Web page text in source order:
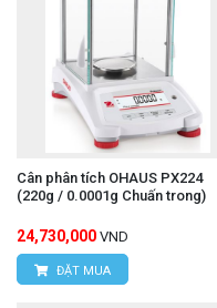
Cân phân tích OHAUS PX224
(220g / 0.0001g Chuấn trong)
24,730,000 VND
ĐẶT MUA